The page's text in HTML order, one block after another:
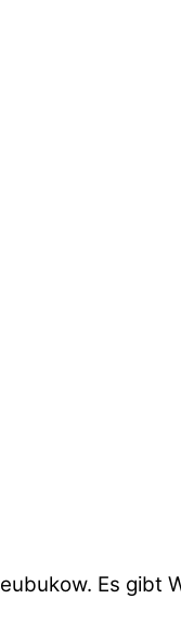
Es gibt